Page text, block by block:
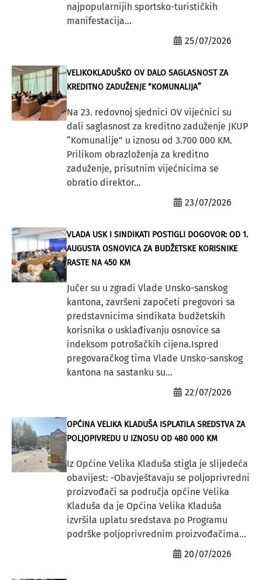
najpopularnijih sportsko-turističkih
manifestacija...
25/07/2026
VELIKOKLADUŠKO OV DALO SAGLASNOST ZA
KREDITNO ZADUŽENJE “KOMUNALIJA”
Na 23. redovnoj sjednici OV vijećnici su
dali saglasnost za kreditno zaduženje JKUP
“Komunalije” u iznosu od 3.700 000 KM.
Prilikom obrazloženja za kreditno
zaduženje, prisutnim vijećnicima se
obratio direktor...
23/07/2026
VLADA USK I SINDIKATI POSTIGLI DOGOVOR: OD 1.
AUGUSTA OSNOVICA ZA BUDŽETSKE KORISNIKE
RASTE NA 450 KM
Jučer su u zgradi Vlade Unsko-sanskog
kantona, završeni započeti pregovori sa
predstavnicima sindikata budžetskih
korisnika o usklađivanju osnovice sa
indeksom potrošačkih cijena.Ispred
pregovaračkog tima Vlade Unsko-sanskog
kantona na sastanku su...
22/07/2026
OPĆINA VELIKA KLADUŠA ISPLATILA SREDSTVA ZA
POLJOPIVREDU U IZNOSU OD 480 000 KM
Iz Općine Velika Kladuša stigla je slijedeća
obavijest: -Obavještavaju se poljoprivredni
proizvođači sa područja općine Velika
Kladuša da je Općina Velika Kladuša
izvršila uplatu sredstava po Programu
podrške poljoprivrednim proizvođačima...
20/07/2026